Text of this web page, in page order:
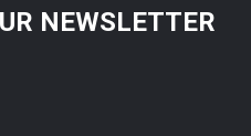
NEWSLETTER